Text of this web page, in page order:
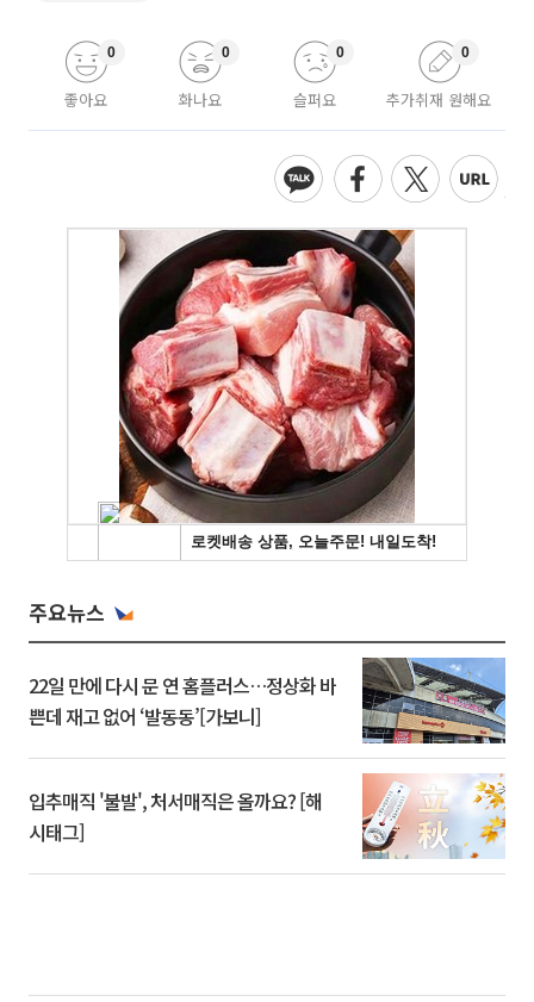
좋아요
0
화나요
0
슬퍼요
0
추가취재 원해요
0
주요뉴스
22일 만에 다시 문 연 홈플러스…정상화 바
쁜데 재고 없어 ‘발동동’[가보니]
입추매직 '불발', 처서매직은 올까요? [해
시태그]